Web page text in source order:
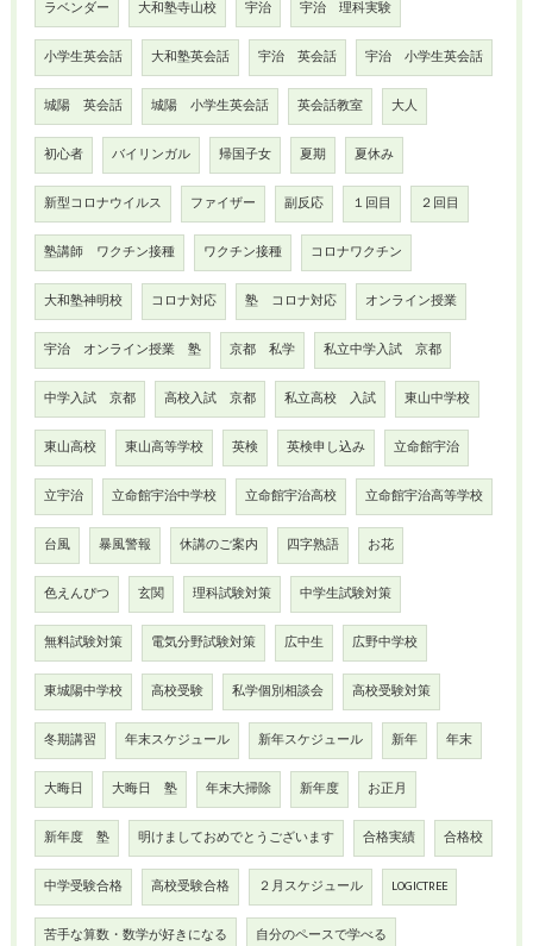
ラベンダー 大和塾寺山校 宇治 宇治 理科実験
小学生英会話 大和塾英会話 宇治 英会話 宇治 小学生英会話
城陽 英会話 城陽 小学生英会話 英会話教室 大人
初心者 バイリンガル 帰国子女 夏期 夏休み
新型コロナウイルス ファイザー 副反応 １回目 ２回目
塾講師 ワクチン接種 ワクチン接種 コロナワクチン
大和塾神明校 コロナ対応 塾 コロナ対応 オンライン授業
宇治 オンライン授業 塾 京都 私学 私立中学入試 京都
中学入試 京都 高校入試 京都 私立高校 入試 東山中学校
東山高校 東山高等学校 英検 英検申し込み 立命館宇治
立宇治 立命館宇治中学校 立命館宇治高校 立命館宇治高等学校
台風 暴風警報 休講のご案内 四字熟語 お花
色えんぴつ 玄関 理科試験対策 中学生試験対策
無料試験対策 電気分野試験対策 広中生 広野中学校
東城陽中学校 高校受験 私学個別相談会 高校受験対策
冬期講習 年末スケジュール 新年スケジュール 新年 年末
大晦日 大晦日 塾 年末大掃除 新年度 お正月
新年度 塾 明けましておめでとうございます 合格実績 合格校
中学受験合格 高校受験合格 ２月スケジュール LOGICTREE
苦手な算数・数学が好きになる 自分のペースで学べる